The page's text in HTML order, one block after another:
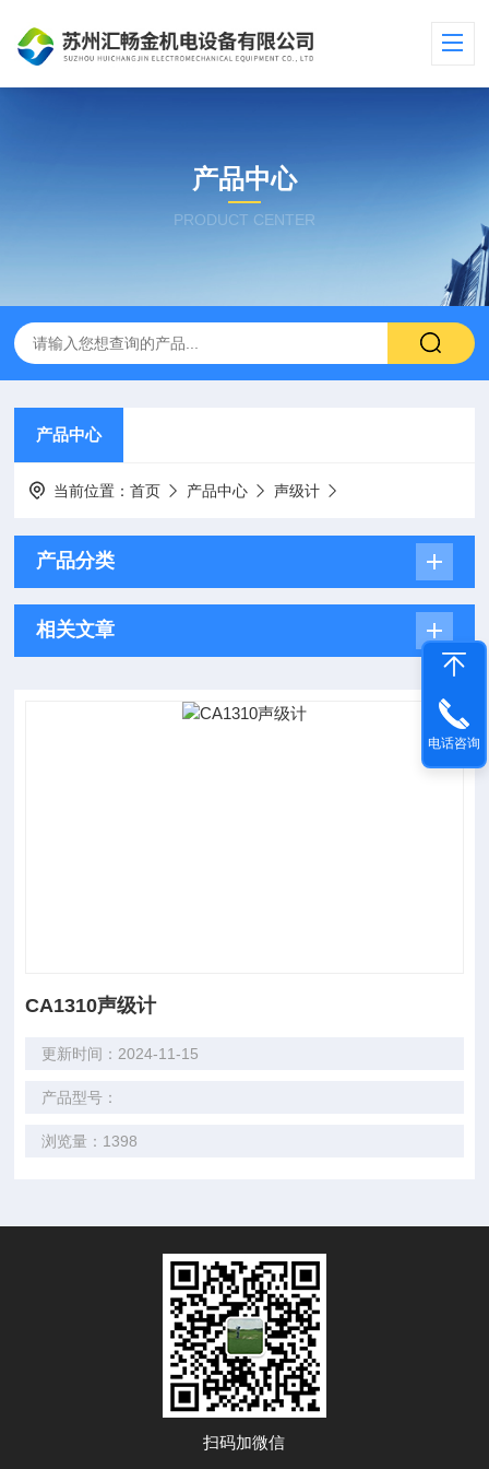
产品中心
PRODUCT CENTER
产品中心
当前位置：首页 产品中心 声级计
产品分类
相关文章
CA1310声级计
更新时间：2024-11-15
产品型号：
浏览量：1398
扫码加微信
电话咨询